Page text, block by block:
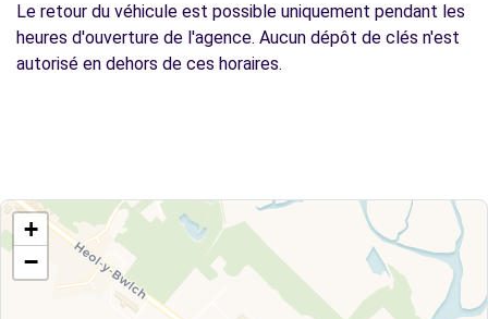
Le retour du véhicule est possible uniquement pendant les
heures d'ouverture de l'agence. Aucun dépôt de clés n'est
autorisé en dehors de ces horaires.
+
−